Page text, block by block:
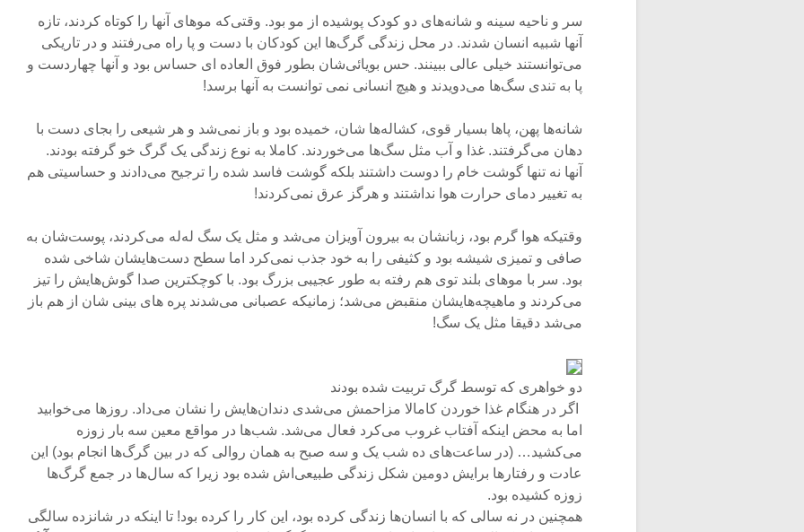
سر و ناحیه سینه و شانه‌های دو کودک پوشیده از مو بود. وقتی‌که موهای آنها را کوتاه کردند، تازه
آنها شبیه انسان شدند. در محل زندگی گرگ‌ها این کودکان با دست و پا راه می‌رفتند و در تاریکی
می‌توانستند خیلی عالی ببینند. حس بویائی‌شان بطور فوق العاده ای حساس بود و آنها چهاردست و
پا به تندی سگ‌ها می‌دویدند و هیچ انسانی نمی توانست به آنها برسد!
شانه‌ها پهن، پاها بسیار قوی، کشاله‌ها شان، خمیده بود و باز نمی‌شد و هر شیعی را بجای دست با
دهان می‌گرفتند. غذا و آب مثل سگ‌ها می‌خوردند. کاملا به نوع زندگی یک گرگ خو گرفته بودند.
آنها نه تنها گوشت خام را دوست داشتند بلکه گوشت فاسد شده را ترجیح می‌دادند و حساسیتی هم
به تغییر دمای حرارت هوا نداشتند و هرگز عرق نمی‌کردند!
وقتیکه هوا گرم بود، زبانشان به بیرون آویزان می‌شد و مثل یک سگ له‌له می‌کردند، پوست‌شان به
صافی و تمیزی شیشه بود و کثیفی را به خود جذب نمی‌کرد اما سطح دست‌هایشان شاخی شده
بود. سر با موهای بلند توی هم رفته به طور عجیبی بزرگ بود. با کوچکترین صدا گوش‌هایش را تیز
می‌کردند و ماهیچه‌هایشان منقبض می‌شد؛ زمانیکه عصبانی می‌شدند پره های بینی شان از هم باز
می‌شد دقیقا مثل یک سگ!
دو خواهری که توسط گرگ تربیت شده بودند
اگر در هنگام غذا خوردن کامالا مزاحمش می‌شدی دندان‌هایش را نشان می‌داد. روزها می‌خوابید
اما به محض اینکه آفتاب غروب می‌کرد فعال می‌شد. شب‌ها در مواقع معین سه بار زوزه
می‌کشید… (در ساعت‌های ده شب یک و سه صبح به همان روالی که در بین گرگ‌ها انجام بود) این
عادت و رفتارها برایش دومین شکل زندگی طبیعی‌اش شده بود زیرا که سال‌ها در جمع گرگ‌ها
زوزه کشیده بود.
همچنین در نه سالی که با انسان‌ها زندگی کرده بود، این کار را کرده بود! تا اینکه در شانزده سالگی